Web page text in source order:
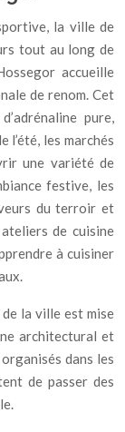
la ville de
tout au long de
accueille
de renom. Cet
pure,
l’été, les marchés
une variété de
festive, les
du terroir et
de cuisine
à cuisiner
la ville est mise
architectural et
dans les
de passer des